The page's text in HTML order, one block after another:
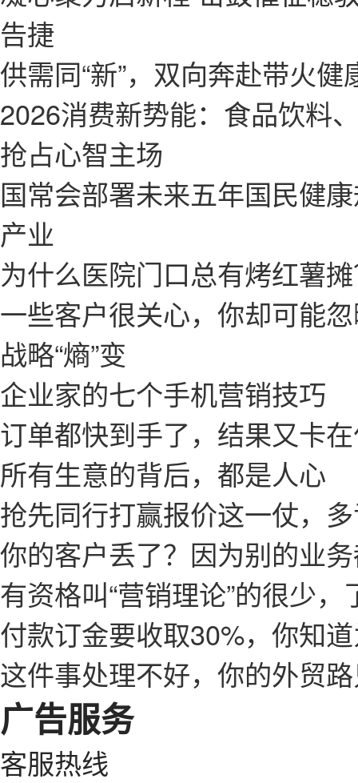
告捷
供需同“新”，双向奔赴带火健
2026消费新势能：食品饮料
抢占心智主场
国常会部署未来五年国民健
产业
为什么医院门口总有烤红薯
一些客户很关心，你却可能
战略“熵”变
企业家的七个手机营销技巧
订单都快到手了，结果又卡
所有生意的背后，都是人心
抢先同行打赢报价这一仗，
你的客户丢了？因为别的业
有资格叫“营销理论”的很少
付款订金要收取30%，你知
这件事处理不好，你的外贸
广告服务
客服热线